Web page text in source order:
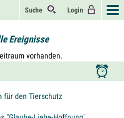
Suche Login
Ereignisse
vorhanden.
für den Tierschutz